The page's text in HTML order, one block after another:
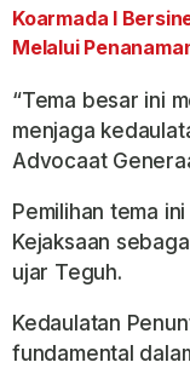
Koarmada I
Melalui
“Tema besar ini
menjaga
Advocaat
Pemilihan tema
Kejaksaan
ujar Teguh.
Kedaulatan
fundamental